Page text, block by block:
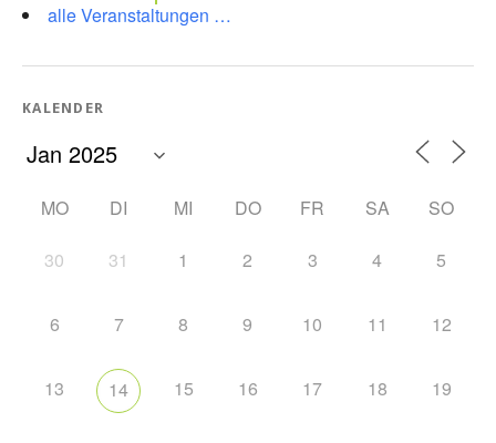
alle Veranstaltungen …
KALENDER
MO DI MI DO FR SA SO
30 31 1 2 3 4 5
6 7 8 9 10 11 12
13 14 15 16 17 18 19